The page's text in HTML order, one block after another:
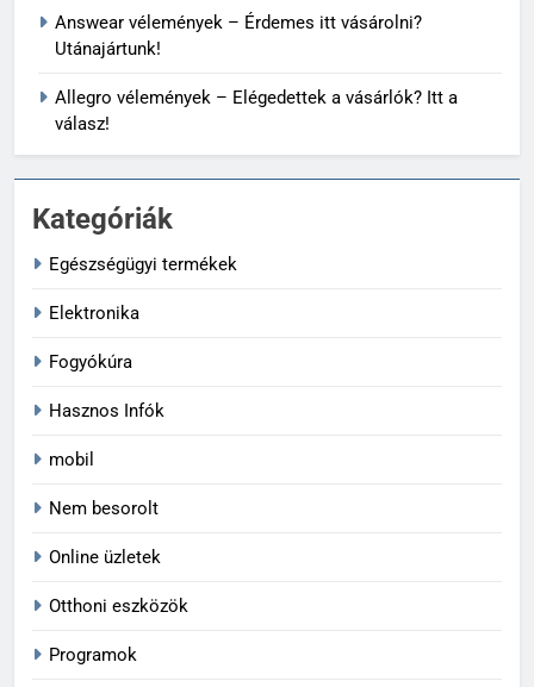
Answear vélemények – Érdemes itt vásárolni?
Utánajártunk!
Allegro vélemények – Elégedettek a vásárlók? Itt a
válasz!
Kategóriák
Egészségügyi termékek
Elektronika
Fogyókúra
Hasznos Infók
mobil
Nem besorolt
Online üzletek
Otthoni eszközök
Programok